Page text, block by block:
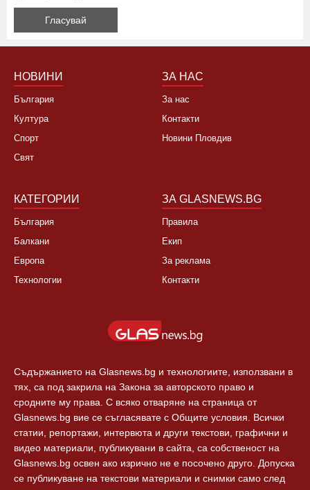
НОВИНИ
България
Култура
Спорт
Свят
ЗА НАС
За нас
Контакти
Новини Пловдив
КАТЕГОРИИ
България
Балкани
Европа
Технологии
ЗА GLASNEWS.BG
Правила
Екип
За реклама
Контакти
Съдържанието на Glasnews.bg и технологиите, използвани в
тях, са под закрила на Закона за авторското право и
сродните му права. С всяко отваряне на страница от
Glasnews.bg вие се съгласявате с Общите условия. Всички
статии, репортажи, интервюта и други текстови, графични и
видео материали, публикувани в сайта, са собственост на
Glasnews.bg освен ако изрично не е посочено друго. Допуска
се публикуване на текстови материали и снимки само след